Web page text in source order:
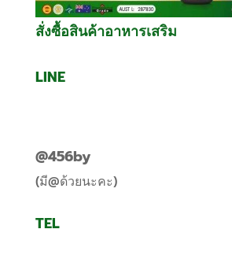
สั่งซื้อสินค้าอาหารเสริม
LINE
@456by
(มี@ด้วยนะคะ)
TEL